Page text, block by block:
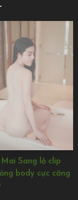
shop cùng nữ
trong nhà nghỉ